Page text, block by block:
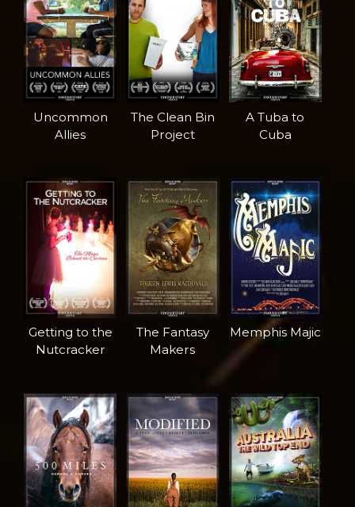
Uncommon
Allies
The Clean Bin
Project
A Tuba to
Cuba
Getting to the
Nutcracker
The Fantasy
Makers
Memphis Majic